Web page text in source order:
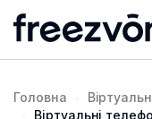
Головна
Віртуальні